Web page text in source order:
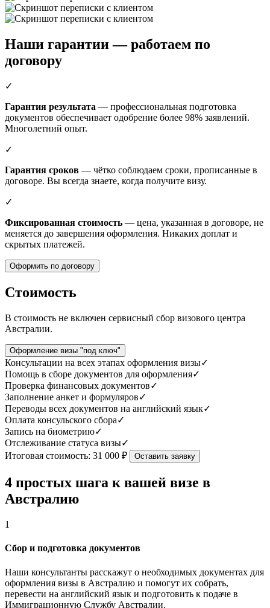
Наши гарантии — работаем по
договору
✓
Гарантия результата — профессиональная подготовка
документов обеспечивает одобрение более 98% заявлений.
Многолетний опыт.
✓
Гарантия сроков — чётко соблюдаем сроки, прописанные в
договоре. Вы всегда знаете, когда получите визу.
✓
Фиксированная стоимость — цена, указанная в договоре, не
меняется до завершения оформления. Никаких доплат и
скрытых платежей.
Оформить по договору
Стоимость
В стоимость не включен сервисный сбор визового центра
Австралии.
Оформление визы "под ключ"
Консультации на всех этапах оформления визы✓
Помощь в сборе документов для оформления✓
Проверка финансовых документов✓
Заполнение анкет и формуляров✓
Переводы всех документов на английский язык✓
Оплата консульского сбора✓
Запись на биометрию✓
Отслеживание статуса визы✓
Итоговая стоимость: 31 000 ₽ Оставить заявку
4 простых шага к вашей визе в
Австралию
1
Сбор и подготовка документов
Наши консультанты расскажут о необходимых документах для
оформления визы в Австралию и помогут их собрать,
перевести на английский язык и подготовить к подаче в
Иммиграционную Службу Австралии.